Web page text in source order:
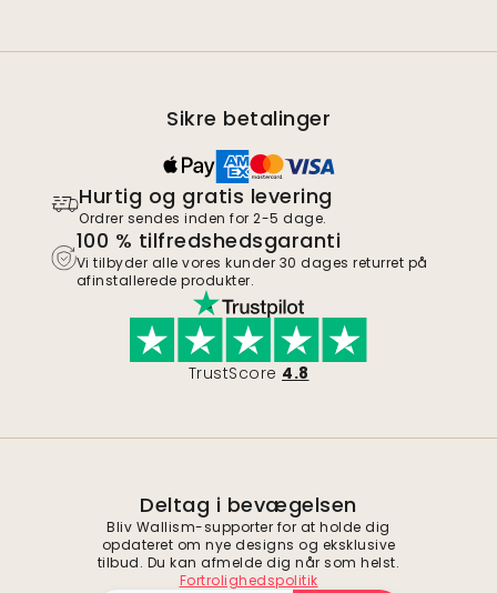
Sikre betalinger
Hurtig og gratis levering
Ordrer sendes inden for 2-5 dage.
100 % tilfredshedsgaranti
Vi tilbyder alle vores kunder 30 dages returret på
afinstallerede produkter.
TrustScore 4.8
Deltag i bevægelsen
Bliv Wallism-supporter for at holde dig
opdateret om nye designs og eksklusive
tilbud. Du kan afmelde dig når som helst.
Fortrolighedspolitik